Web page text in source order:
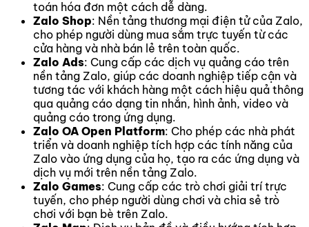
toán hóa đơn một cách dễ dàng.
Zalo Shop: Nền tảng thương mại điện tử của Zalo,
cho phép người dùng mua sắm trực tuyến từ các
cửa hàng và nhà bán lẻ trên toàn quốc.
Zalo Ads: Cung cấp các dịch vụ quảng cáo trên
nền tảng Zalo, giúp các doanh nghiệp tiếp cận và
tương tác với khách hàng một cách hiệu quả thông
qua quảng cáo dạng tin nhắn, hình ảnh, video và
quảng cáo trong ứng dụng.
Zalo OA Open Platform: Cho phép các nhà phát
triển và doanh nghiệp tích hợp các tính năng của
Zalo vào ứng dụng của họ, tạo ra các ứng dụng và
dịch vụ mới trên nền tảng Zalo.
Zalo Games: Cung cấp các trò chơi giải trí trực
tuyến, cho phép người dùng chơi và chia sẻ trò
chơi với bạn bè trên Zalo.